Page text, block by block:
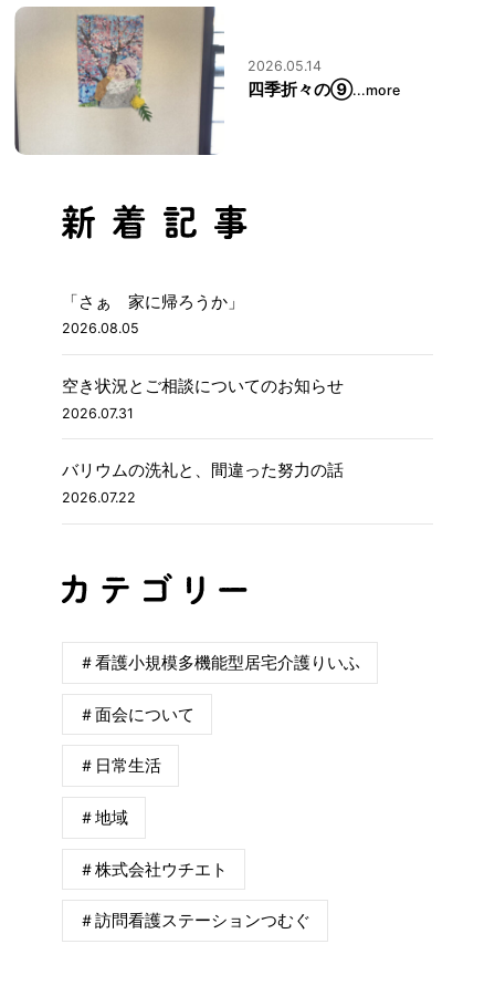
2026.05.14
四季折々の⑨...more
「さぁ 家に帰ろうか」
2026.08.05
空き状況とご相談についてのお知らせ
2026.07.31
バリウムの洗礼と、間違った努力の話
2026.07.22
＃看護小規模多機能型居宅介護りいふ
＃面会について
＃日常生活
＃地域
＃株式会社ウチエト
＃訪問看護ステーションつむぐ